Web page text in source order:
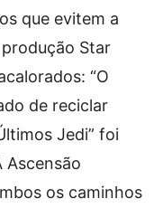
que evitem a
Star
“O
de reciclar
Jedi” foi
Ascensão
os caminhos